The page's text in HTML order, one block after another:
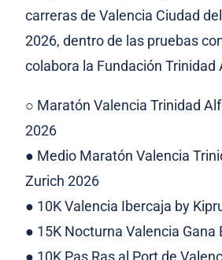
carreras de Valencia Ciudad
2026, dentro de las pruebas
colabora la Fundación Trinidad
○ Maratón Valencia Trinidad
2026
● Medio Maratón Valencia
Zurich 2026
● 10K Valencia Ibercaja by
● 15K Nocturna Valencia Gana
● 10K Pas Ras al Port de